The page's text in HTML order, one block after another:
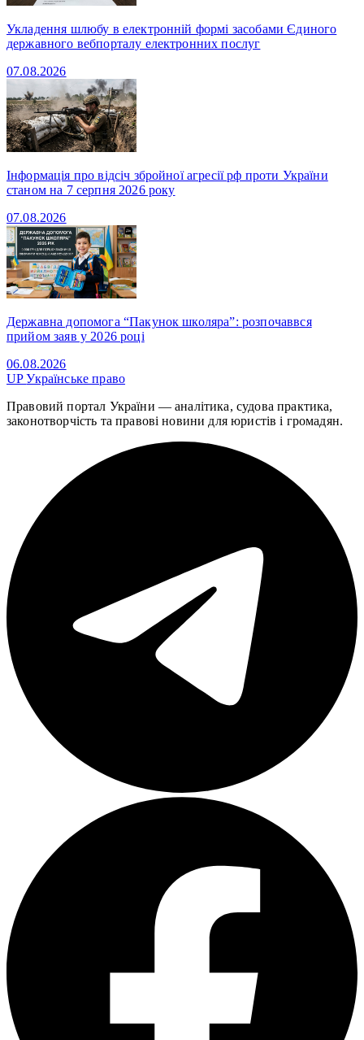
Укладення шлюбу в електронній формі засобами Єдиного
державного вебпорталу електронних послуг
07.08.2026
Інформація про відсіч збройної агресії рф проти України
станом на 7 серпня 2026 року
07.08.2026
Державна допомога “Пакунок школяра”: розпочаввся
прийом заяв у 2026 році
06.08.2026
UPУкраїнське право
Правовий портал України — аналітика, судова практика,
законотворчість та правові новини для юристів і громадян.